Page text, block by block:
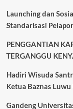
Launching dan
Standarisasi
PENGGANTIAN
TERGANGGU
Hadiri Wisuda
Ketua Baznas
Gandeng